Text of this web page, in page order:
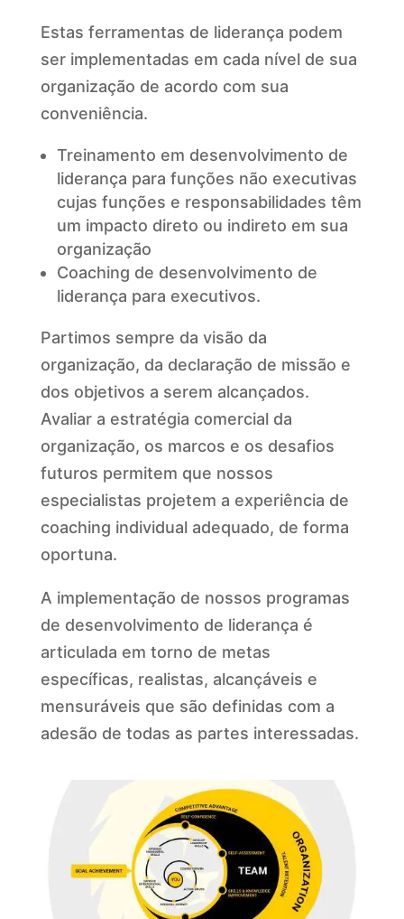
Estas ferramentas de liderança podem
ser implementadas em cada nível de sua
organização de acordo com sua
conveniência.
Treinamento em desenvolvimento de
liderança para funções não executivas
cujas funções e responsabilidades têm
um impacto direto ou indireto em sua
organização
Coaching de desenvolvimento de
liderança para executivos.
Partimos sempre da visão da
organização, da declaração de missão e
dos objetivos a serem alcançados.
Avaliar a estratégia comercial da
organização, os marcos e os desafios
futuros permitem que nossos
especialistas projetem a experiência de
coaching individual adequado, de forma
oportuna.
A implementação de nossos programas
de desenvolvimento de liderança é
articulada em torno de metas
específicas, realistas, alcançáveis e
mensuráveis que são definidas com a
adesão de todas as partes interessadas.